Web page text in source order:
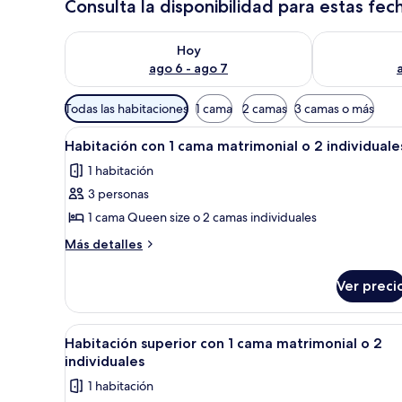
Consulta la disponibilidad para estas
Hoy
ago 6 - ago 7
Consulta la disponibilidad para hoy ago 6 - ago 7
Consulta la
Filtros
disponibles
para
las
habitaciones
Todas las habitaciones 1 cama 2 camas 3 camas o más
Abrir
todas
las
fotos
de
Habitación
cama
matrimonial
o
2
individuales
Caja de seguridad en la
4
Habitación con 1 cama matrimonial o 2
1 habitación
3 personas
1 cama Queen size o 2 camas individuales
Más detalles
Más
con
cama
matrimonial
2
Ver
Abrir
todas
las
fotos
Caja de seguridad en la
4
Habitación superior con 1 cama matrimonial o 2
individuales
1 habitación